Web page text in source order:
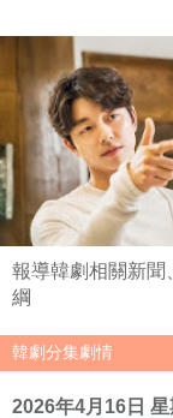
報導韓劇相關新聞
綱
2026年4月16日 星